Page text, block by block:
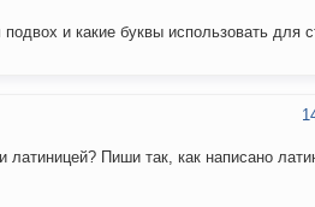
и какие буквы использовать для
латиницей? Пиши так, как написано